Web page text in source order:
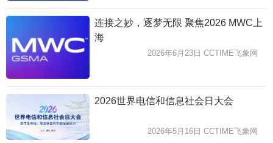
连接之妙，逐梦无限 聚焦2026 MWC上
海
2026年6月23日 CCTIME飞象网
2026世界电信和信息社会日大会
2026年5月16日 CCTIME飞象网